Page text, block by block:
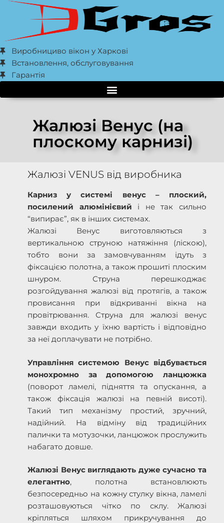
Виробнициво вікон у Харкові
Встановлення, обслуговування
Гарантія
Жалюзі Венус (на
плоскому карнизі)
Жалюзі VENUS від виробника
Карниз у системі венус – плоский,
посилений алюмінієвий і не так сильно
“випирає”, як в інших системах.
Жалюзі Венус виготовляються з
вертикальною струною натяжіння (ліскою),
тобто вони за замовчуванням ідуть з
фіксацією полотна, а також прошиті плоским
шнуром. Струна перешкоджає
розгойдування жалюзі від протягів, а також
провисання при відкриванні вікна на
провітрювання. Струна для жалюзі венус
завжди входить у їхню вартість і відповідно
за неї доплачувати не потрібно.
Управління системою Венус відбувається
монохромно за допомогою ланцюжка
(поворот ламелі, підняття та опускання, а
також фіксація жалюзі на певній висоті).
Такий тип механізму простий, зручний,
надійний. На відміну від традиційних
палички та мотузочки, ланцюжок прослужить
набагато довше.
Жалюзі Венус виглядають дуже сучасно та
елегантно, полотна встановлюють
безпосередньо на кожну стулку вікна, ламелі
розташовуються чітко по склу. Жалюзі
кріпляться шляхом прикручування до